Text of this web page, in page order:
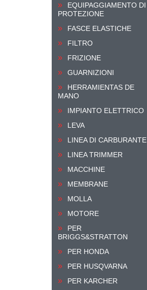
EQUIPAGGIAMENTO DI
PROTEZIONE
FASCE ELASTICHE
FILTRO
FRIZIONE
GUARNIZIONI
HERRAMIENTAS DE
MANO
IMPIANTO ELETTRICO
LEVA
LINEA DI CARBURANTE
LINEA TRIMMER
MACCHINE
MEMBRANE
MOLLA
MOTORE
PER
BRIGGS&STRATTON
PER HONDA
PER HUSQVARNA
PER KARCHER